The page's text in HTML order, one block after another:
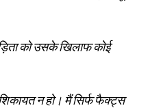
को उसके खिलाफ कोई
न हो। मैं सिर्फ फैक्ट्स